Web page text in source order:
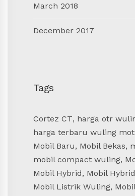
March 2018
December 2017
Tags
Cortez CT, harga otr
harga terbaru wuling
Mobil Baru, Mobil Bekas,
mobil compact wuling,
Mobil Hybrid, Mobil
Mobil Listrik Wuling,